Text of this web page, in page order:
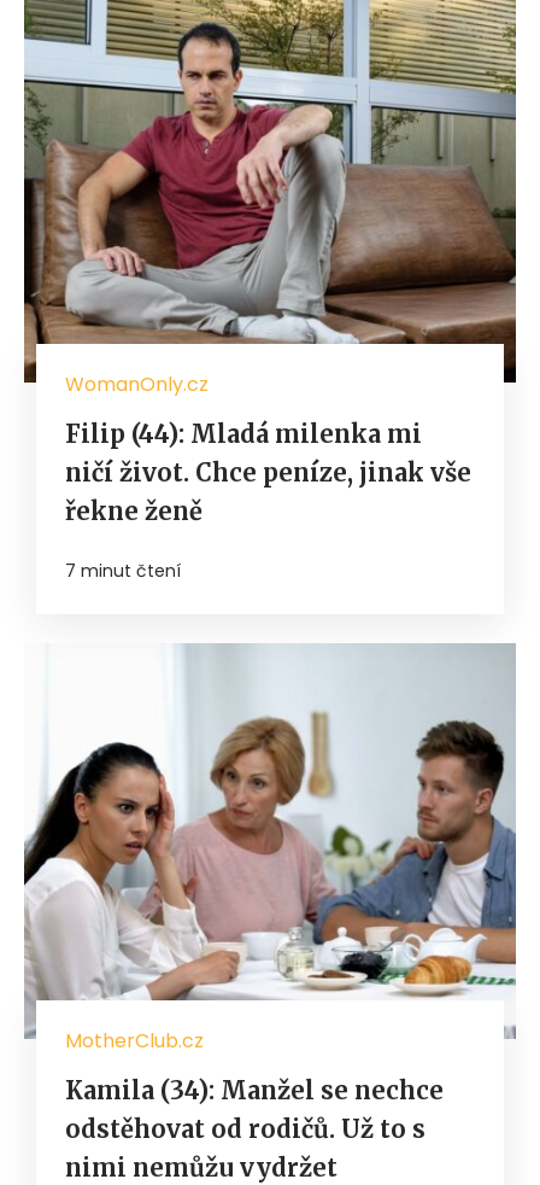
WomanOnly.cz
Filip (44): Mladá milenka mi
ničí život. Chce peníze, jinak vše
řekne ženě
7 minut čtení
MotherClub.cz
Kamila (34): Manžel se nechce
odstěhovat od rodičů. Už to s
nimi nemůžu vydržet